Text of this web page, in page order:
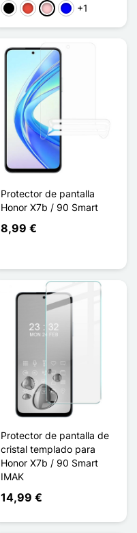
NegroRojoRosaAzul+1
Protector de pantalla
Honor X7b / 90 Smart
8,99 €
Protector de pantalla de
cristal templado para
Honor X7b / 90 Smart
IMAK
14,99 €